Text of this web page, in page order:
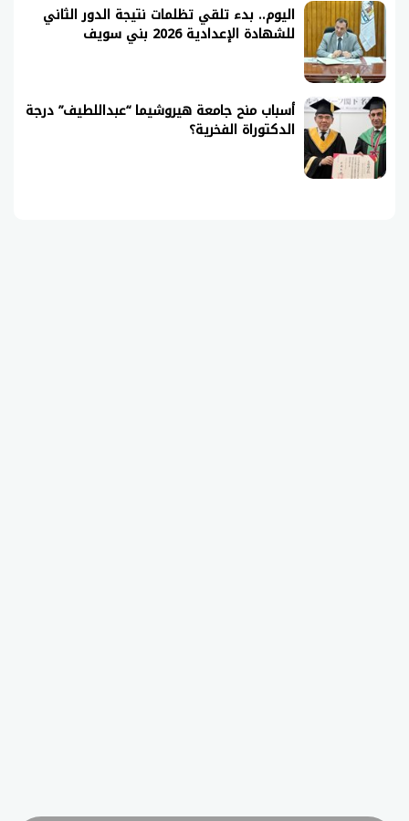
اليوم.. بدء تلقي تظلمات نتيجة الدور الثاني
للشهادة الإعدادية 2026 بني سويف
أسباب منح جامعة هيروشيما “عبداللطيف” درجة
الدكتوراة الفخرية؟